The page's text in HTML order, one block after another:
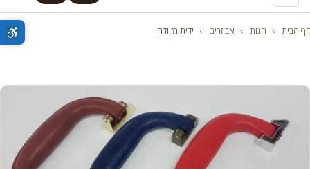
דף הבית › חנות › אביזרים › ידית מזוודה